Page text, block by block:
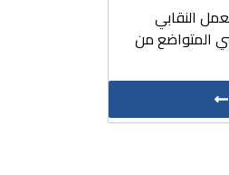
النقابي
المتواضع من